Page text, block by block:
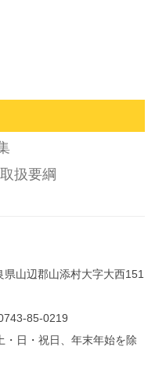
扱要綱
山辺郡山添村大字大西151
85-0219
日・祝日、年末年始を除